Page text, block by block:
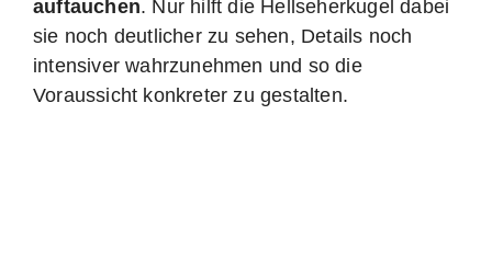
auftauchen. Nur hilft die Hellseherkugel dabei
sie noch deutlicher zu sehen, Details noch
intensiver wahrzunehmen und so die
Voraussicht konkreter zu gestalten.